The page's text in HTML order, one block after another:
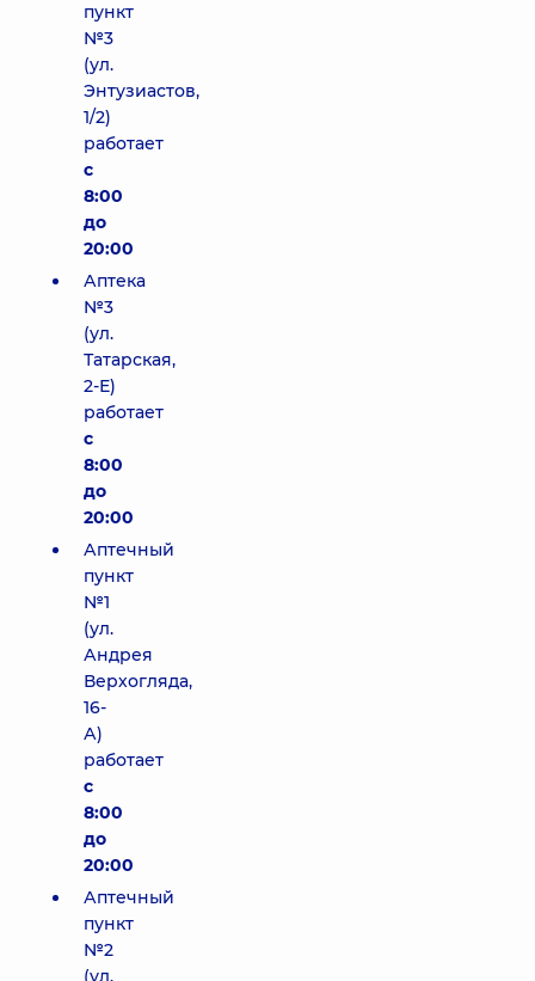
пункт
№3
(ул.
Энтузиастов,
1/2)
работает
с
8:00
до
20:00
Аптека
№3
(ул.
Татарская,
2-Е)
работает
с
8:00
до
20:00
Аптечный
пункт
№1
(ул.
Андрея
Верхогляда,
16-
А)
работает
с
8:00
до
20:00
Аптечный
пункт
№2
(ул.